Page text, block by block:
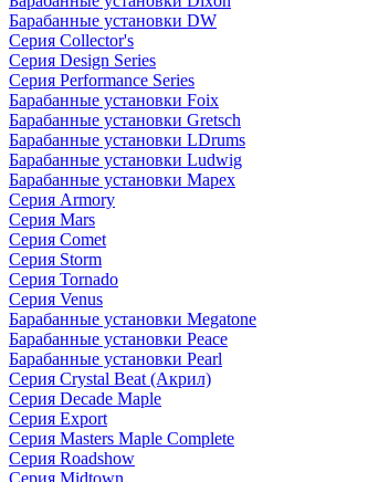
Барабанные установки DW
Серия Collector's
Серия Design Series
Серия Performance Series
Барабанные установки Foix
Барабанные установки Gretsch
Барабанные установки LDrums
Барабанные установки Ludwig
Барабанные установки Mapex
Серия Armory
Серия Mars
Серия Comet
Серия Storm
Серия Tornado
Серия Venus
Барабанные установки Megatone
Барабанные установки Peace
Барабанные установки Pearl
Серия Crystal Beat (Акрил)
Серия Decade Maple
Серия Export
Серия Masters Maple Complete
Серия Roadshow
Серия Midtown